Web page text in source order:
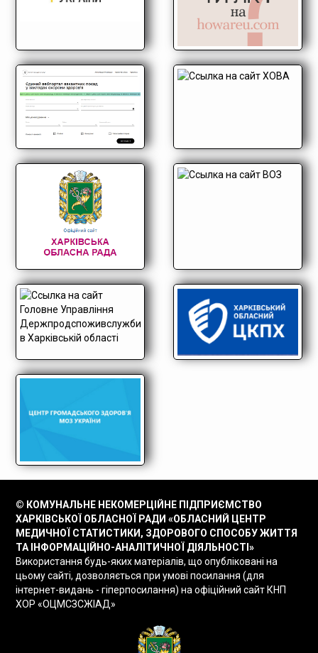
© КОМУНАЛЬНЕ НЕКОМЕРЦІЙНЕ ПІДПРИЄМСТВО
ХАРКІВСЬКОЇ ОБЛАСНОЇ РАДИ «ОБЛАСНИЙ ЦЕНТР
МЕДИЧНОЇ СТАТИСТИКИ, ЗДОРОВОГО СПОСОБУ ЖИТТЯ
ТА ІНФОРМАЦІЙНО-АНАЛІТИЧНОЇ ДІЯЛЬНОСТІ»
Використання будь-яких матеріалів, що опубліковані на
цьому сайті, дозволяється при умові посилання (для
інтернет-видань - гіперпосилання) на офіційний сайт КНП
ХОР «ОЦМСЗСЖІАД»